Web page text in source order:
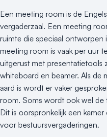
Duurzame locatie
Groene locatie
Heisessie
Hotel
Hybride events
Industriële locatie
Kasteel en landgoed
Kleine / intieme locatie
Locaties aan zee
Een meeting room is de
vergaderzaal. Een meeting
ruimte die speciaal ontworpen
meeting room is vaak per uur
uitgerust met presentatietools
whiteboard en beamer. Als de
aard is wordt er vaker
room. Soms wordt ook wel de
Dit is oorspronkelijk een
voor bestuursvergaderingen.